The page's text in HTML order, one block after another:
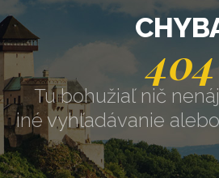
404
Tu bohužiaľ nič
iné vyhľadávanie